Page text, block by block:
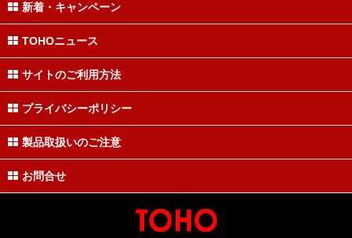
新着・キャンペーン
TOHOニュース
サイトのご利用方法
プライバシーポリシー
製品取扱いのご注意
お問合せ